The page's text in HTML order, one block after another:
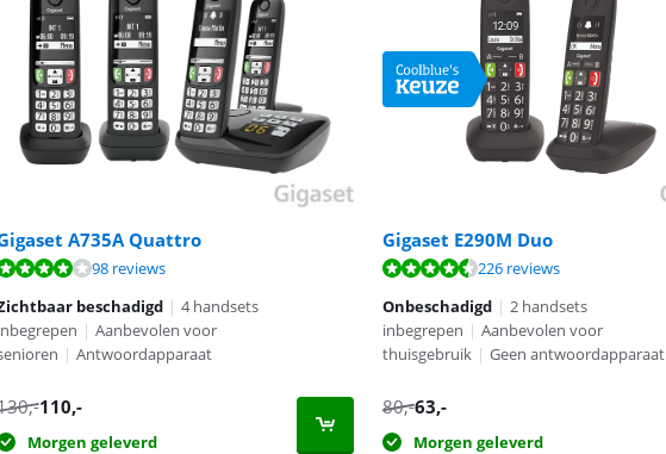
A735A Quattro
is 8,3 van de 10, gebaseerd op 98 reviews.
98 reviews
beschadigd | 4 handsets
| Aanbevolen voor
| Antwoordapparaat
,-110,-
Morgen geleverd
Gigaset E290M Duo
is 8,6 van de 10, gebaseerd op 226 reviews.
226 reviews
Onbeschadigd | 2 handsets
inbegrepen | Aanbevolen voor
thuisgebruik | Geen antwoordapparaat
80,-63,-
Morgen geleverd
is 8,3 van de 10, gebaseerd op 98 reviews.